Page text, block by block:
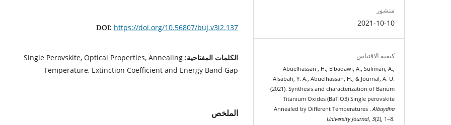
DOI: https://doi.org/10.56807/buj.v3i2.137
الكلمات المفتاحية: Single Perovskite, Optical Properties, Annealing
Temperature, Extinction Coefficient and Energy Band Gap
الملخص
منشور
2021-10-10
كيفية الاقتباس
Abuelhassan , H., Elbadawi, A., Suliman, A.,
Alsabah, Y. A., Abuelhassan, H., & Journal, A. U.
(2021). Synthesis and characterization of Barium
Titanium Oxides (BaTiO3) Single perovskite
Annealed by Different Temperatures .Albaydha
University Journal, 3(2), 1–8.